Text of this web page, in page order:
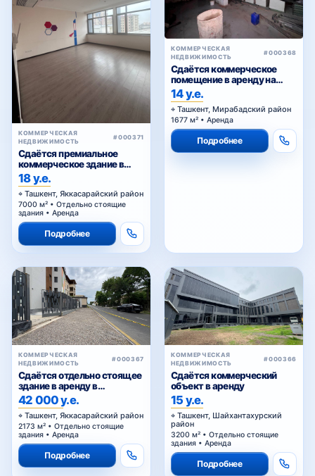
#000371
Сдаётся премиальное
коммерческое здание в
аренду
18 у.е.
7000 м² • Отдельно стоящие
здания • Аренда
Подробнее
Сдаётся коммерческое
помещение в аренду на
Куйлюке
14 у.е.
1677 м² • Аренда
Подробнее
КОММЕРЧЕСКАЯ
НЕДВИЖИМОСТЬ
#000367
Сдаётся отдельно стоящее
здание в аренду в
Яккасарайском районе
42 000 у.е.
2173 м² • Отдельно стоящие
здания • Аренда
Подробнее
КОММЕРЧЕСКАЯ
НЕДВИЖИМОСТЬ
#000366
Сдаётся коммерческий
объект в аренду
15 у.е.
район
3200 м² • Отдельно стоящие
здания • Аренда
Подробнее